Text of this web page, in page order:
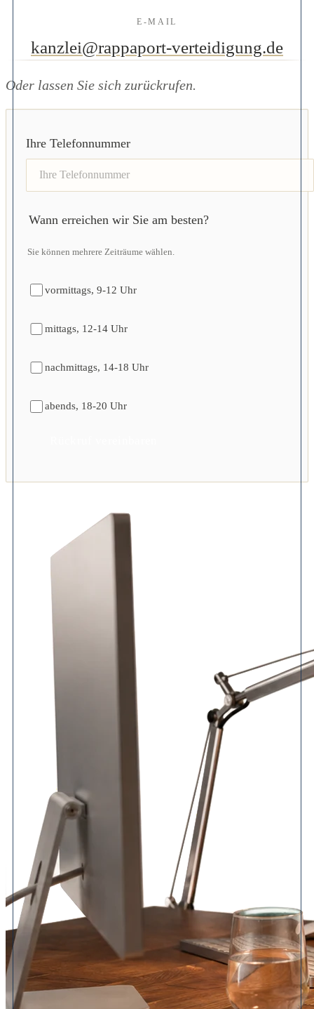
E-MAIL
kanzlei@rappaport-verteidigung.de
Oder lassen Sie sich zurückrufen.
Ihre Telefonnummer
Wann erreichen wir Sie am besten?
Sie können mehrere Zeiträume wählen.
vormittags, 9-12 Uhr
mittags, 12-14 Uhr
nachmittags, 14-18 Uhr
abends, 18-20 Uhr